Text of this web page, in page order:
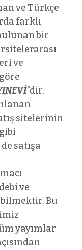
ve Türkçe
farklı
bir
ve
”dir.
sitelerinin
satışa
ve
Bu
yayımlar